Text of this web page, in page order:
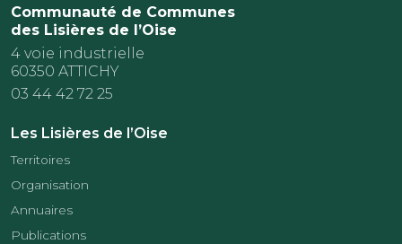
Communauté de Communes
des Lisières de l’Oise
4 voie industrielle
60350 ATTICHY
03 44 42 72 25
Les Lisières de l’Oise
Territoires
Organisation
Annuaires
Publications